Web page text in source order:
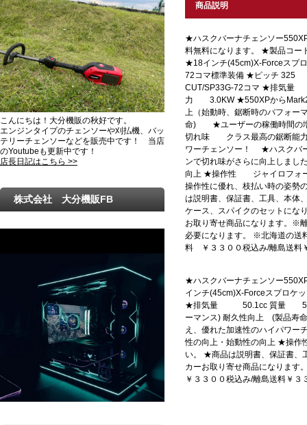
商品説明
★ハスクバーナチェンソー
料無料になります。 ★製品コ
★18インチ(45cm)X-Forceスプ
72コマ標準装備 ★ピッチ 325
CUT/SP33G-72コマ ★排
力 3.0KW ★550XPから
上（始動時、鋸断時のパフォ
命) ★ユーザーの稼働時間の
切れ味 クラス最高の鋸断能力
ワーチェンソー！ ★ハスクバ
ンで切れ味がさらに向上しまし
向上 ★操作性 ジャイロフォー
操作性に優れ、枝払い時の姿勢
は説明書、保証書、工具、本体
ケース、スパイクのセットにな
お取り寄せ商品になります。※
必要になります。 ※北海道の送
料 ￥３３００税込み/離島送料
★ハスクバーナチェンソー
インチ(45cm)X-Forceスプロケ
★排気量 50.1cc 質量 5.3Kg
ーマンス) 耐久性向上 (製品
え、優れた加速性のハイパワ
性の向上・始動性の向上 ★操
い。 ★商品は説明書、保証書、
カーお取り寄せ商品になりま
￥３３００税込み/離島送料￥３
こんにちは！大分機販の秋好です。
エンジンタイプのチェンソーや刈払機、バッ
テリーチェンソーなどを販売中です！ 当店
のYoutubeも更新中です！
店長日記はこちら >>
株式会社 大分機販FB